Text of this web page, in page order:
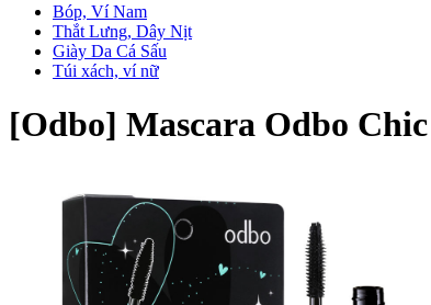
Bóp, Ví Nam
Thắt Lưng, Dây Nịt
Giày Da Cá Sấu
Túi xách, ví nữ
[Odbo] Mascara Odbo